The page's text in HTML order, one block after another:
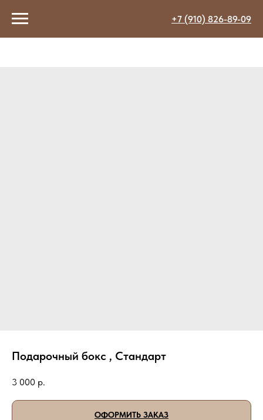
+7 (910) 826-89-09
Подарочный бокс , Стандарт
3 000 р.
ОФОРМИТЬ ЗАКАЗ